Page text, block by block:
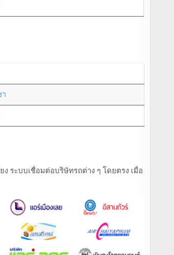
ระบบเชื่อมต่อบริษัทรถต่าง ๆ โดยตรง เมื่อ